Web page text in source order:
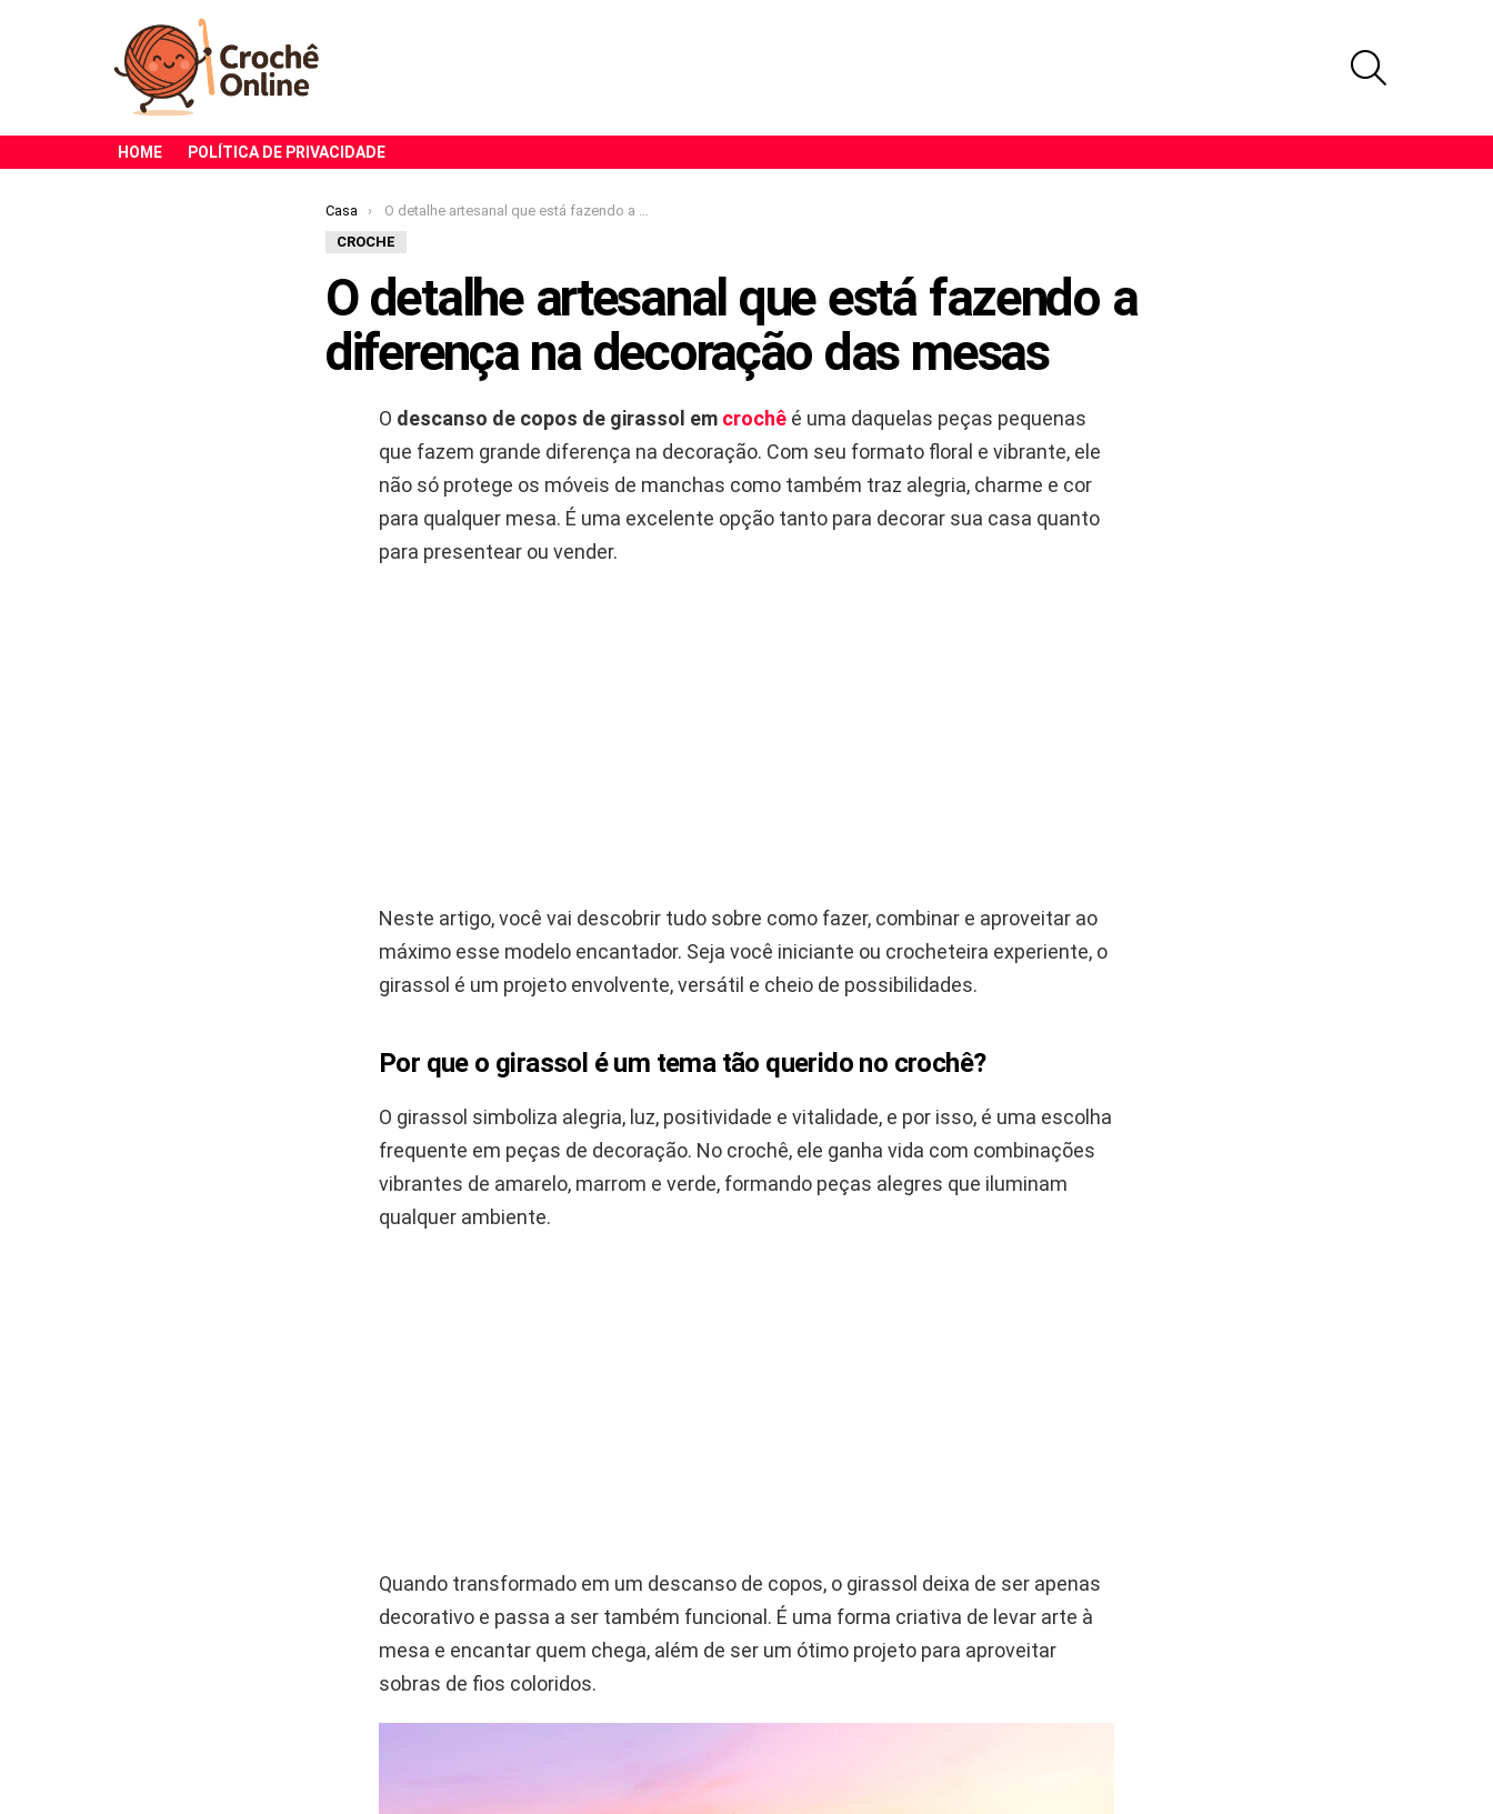
HOME POLÍTICA DE PRIVACIDADE
Você está aqui:
Casa
O detalhe artesanal que está fazendo a diferença na decoração das mesas
CROCHE
O detalhe artesanal que está fazendo a
diferença na decoração das mesas
O descanso de copos de girassol em crochê é uma daquelas peças pequenas
que fazem grande diferença na decoração. Com seu formato floral e vibrante, ele
não só protege os móveis de manchas como também traz alegria, charme e cor
para qualquer mesa. É uma excelente opção tanto para decorar sua casa quanto
para presentear ou vender.
Neste artigo, você vai descobrir tudo sobre como fazer, combinar e aproveitar ao
máximo esse modelo encantador. Seja você iniciante ou crocheteira experiente, o
girassol é um projeto envolvente, versátil e cheio de possibilidades.
Por que o girassol é um tema tão querido no crochê?
O girassol simboliza alegria, luz, positividade e vitalidade, e por isso, é uma escolha
frequente em peças de decoração. No crochê, ele ganha vida com combinações
vibrantes de amarelo, marrom e verde, formando peças alegres que iluminam
qualquer ambiente.
Quando transformado em um descanso de copos, o girassol deixa de ser apenas
decorativo e passa a ser também funcional. É uma forma criativa de levar arte à
mesa e encantar quem chega, além de ser um ótimo projeto para aproveitar
sobras de fios coloridos.